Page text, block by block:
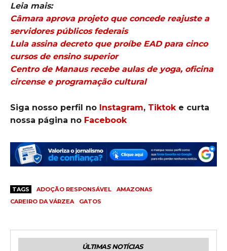
Leia mais:
Câmara aprova projeto que concede reajuste a
servidores públicos federais
Lula assina decreto que proíbe EAD para cinco
cursos de ensino superior
Centro de Manaus recebe aulas de yoga, oficina
circense e programação cultural
Siga nosso perfil no Instagram, Tiktok e curta
nossa página no Facebook
TAGS ADOÇÃO RESPONSÁVEL
AMAZONAS
CAREIRO DA VÁRZEA
GATOS
ÚLTIMAS NOTÍCIAS